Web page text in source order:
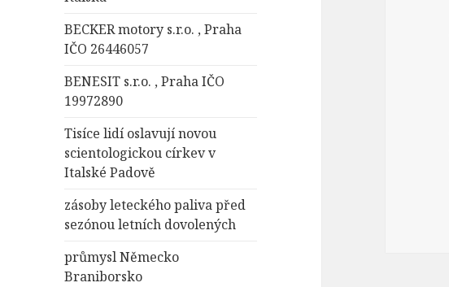
BECKER motory s.r.o. , Praha
IČO 26446057
BENESIT s.r.o. , Praha IČO
19972890
Tisíce lidí oslavují novou
scientologickou církev v
Italské Padově
zásoby leteckého paliva před
sezónou letních dovolených
průmysl Německo
Braniborsko